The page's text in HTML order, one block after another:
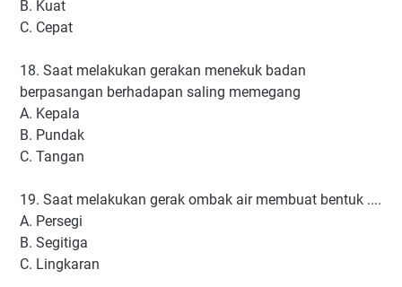
B. Kuat
C. Cepat
18. Saat melakukan gerakan menekuk badan
berpasangan berhadapan saling memegang
A. Kepala
B. Pundak
C. Tangan
19. Saat melakukan gerak ombak air membuat bentuk ....
A. Persegi
B. Segitiga
C. Lingkaran